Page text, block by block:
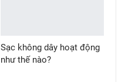
Sạc không dây hoạt động
như thế nào?